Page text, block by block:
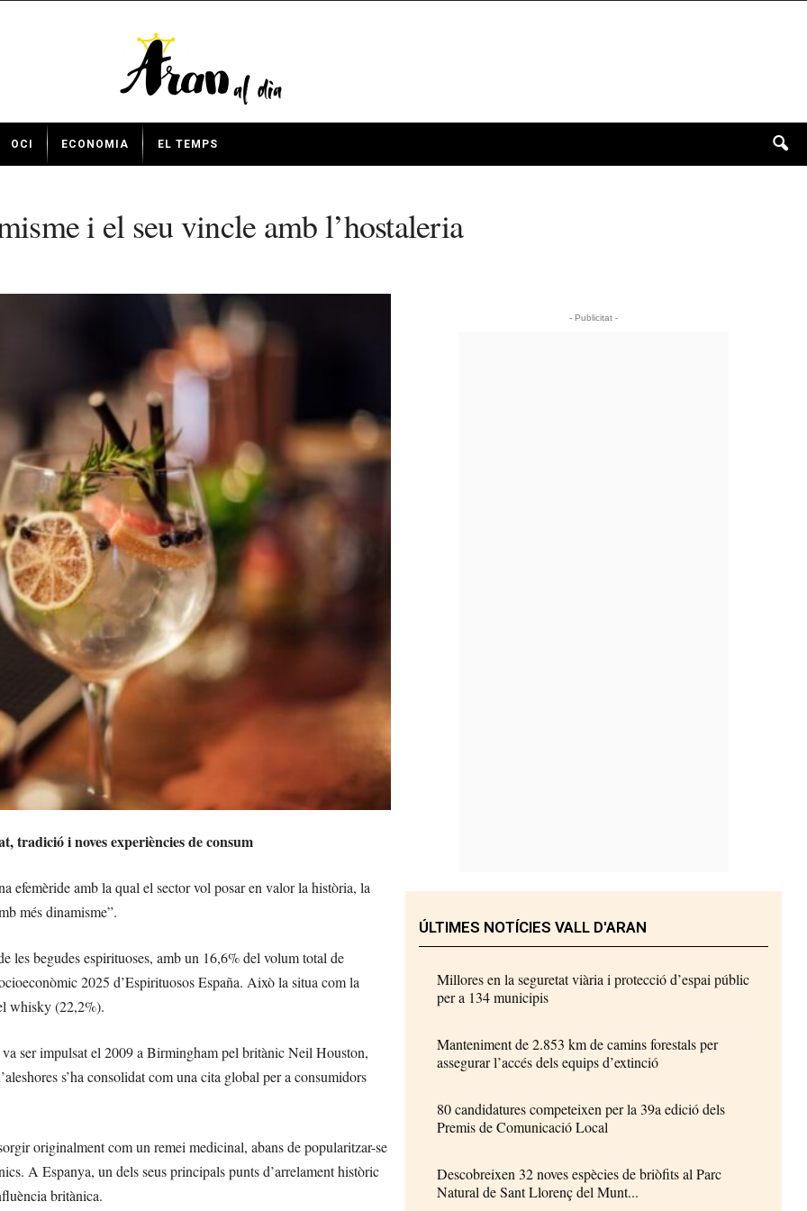
OCI ECONOMIA EL TEMPS
i el seu vincle amb l’hostaleria
tradició i noves experiències de consum
efemèride amb la qual el sector vol posar en valor la història, la
més dinamisme”.
les begudes espirituoses, amb un 16,6% del volum total de
2025 d’Espirituosos España. Això la situa com la
whisky (22,2%).
ser impulsat el 2009 a Birmingham pel britànic Neil Houston,
s’ha consolidat com una cita global per a consumidors
originalment com un remei medicinal, abans de popularitzar-se
A Espanya, un dels seus principals punts d’arrelament històric
britànica.
- Publicitat -
ÚLTIMES NOTÍCIES VALL D'ARAN
Millores en la seguretat viària i protecció d’espai públic
per a 134 municipis
Manteniment de 2.853 km de camins forestals per
assegurar l’accés dels equips d’extinció
80 candidatures competeixen per la 39a edició dels
Premis de Comunicació Local
Descobreixen 32 noves espècies de briòfits al Parc
Natural de Sant Llorenç del Munt...